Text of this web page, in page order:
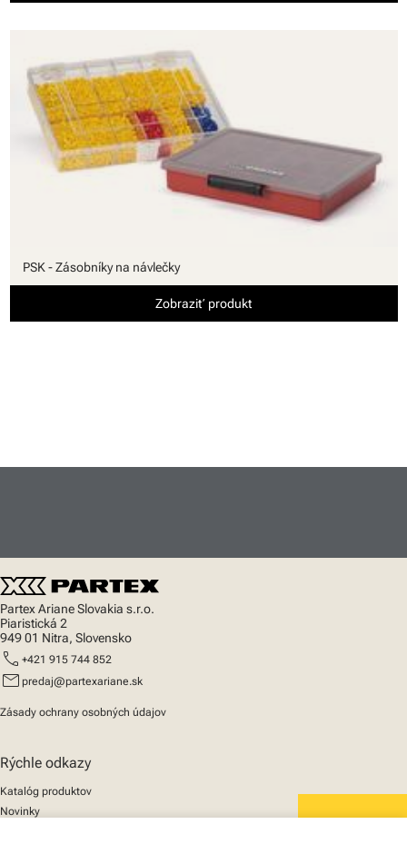
PSK - Zásobníky na návlečky
Zobraziť produkt
Partex Ariane Slovakia s.r.o.
Piaristická 2
949 01 Nitra, Slovensko
call +421 915 744 852
mail predaj@partexariane.sk
Zásady ochrany osobných údajov
Rýchle odkazy
Katalóg produktov
Novinky